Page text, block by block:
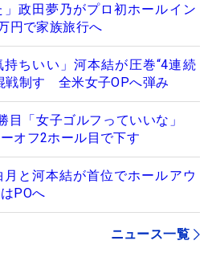
」政田夢乃がプロ初ホールイン
円で家族旅行へ
持ちいい」河本結が圧巻“4連続
戦制す 全米女子OPへ弾み
目「女子ゴルフっていいな」
オフ2ホール目で下す
月と河本結が首位でホールアウ
POへ
ニュース一覧